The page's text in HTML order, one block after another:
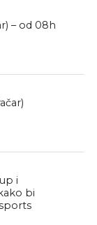
– od 08h
i
bi